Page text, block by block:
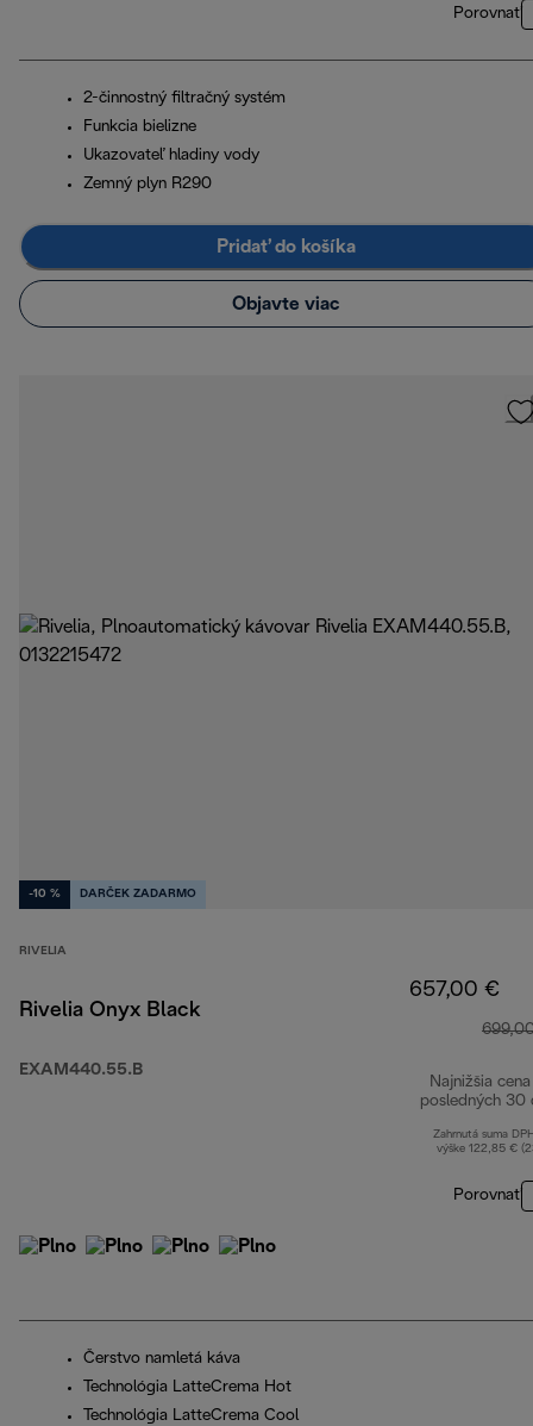
Porovnať
2-činnostný filtračný systém
Funkcia bielizne
Ukazovateľ hladiny vody
Zemný plyn R290
Pridať do košíka
Objavte viac
-10 % DARČEK ZADARMO
RIVELIA
Rivelia Onyx Black
EXAM440.55.B
657,00 €
Najnižšia
posledných 30
Zahrnutá suma
výške 122,85 €
Porovnať
Čerstvo namletá káva
Technológia LatteCrema Hot
Technológia LatteCrema Cool